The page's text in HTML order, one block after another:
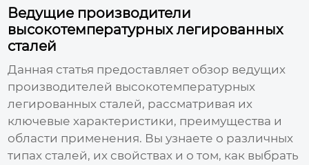
Ведущие производители
высокотемпературных легированных
сталей
Данная статья предоставляет обзор ведущих
производителей высокотемпературных
легированных сталей, рассматривая их
ключевые характеристики, преимущества и
области применения. Вы узнаете о различных
типах сталей, их свойствах и о том, как выбрать